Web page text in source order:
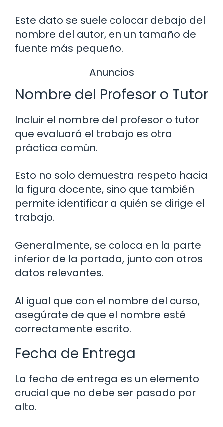
Este dato se suele colocar debajo del
nombre del autor, en un tamaño de
fuente más pequeño.
Anuncios
Nombre del Profesor o Tutor
Incluir el nombre del profesor o tutor
que evaluará el trabajo es otra
práctica común.
Esto no solo demuestra respeto hacia
la figura docente, sino que también
permite identificar a quién se dirige el
trabajo.
Generalmente, se coloca en la parte
inferior de la portada, junto con otros
datos relevantes.
Al igual que con el nombre del curso,
asegúrate de que el nombre esté
correctamente escrito.
Fecha de Entrega
La fecha de entrega es un elemento
crucial que no debe ser pasado por
alto.